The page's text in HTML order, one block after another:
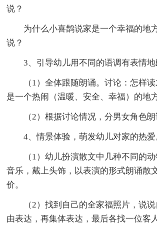
说？
为什么小喜鹊说家是一个幸福的地
说？
3、引导幼儿用不同的语调有表情地
（1）全体跟随朗诵。讨论：怎样
是一个热闹（温暖、安全、幸福）的地
（2）根据讨论情况，分男女角色朗
4、情景体验，萌发幼儿对家的热爱
（1）幼儿扮演散文中几种不同的
音乐，戴上头饰，以表演的形式朗诵散
价。
（2）找到自己的全家福照片，说
由表达，再集体表达，最后各找一位客